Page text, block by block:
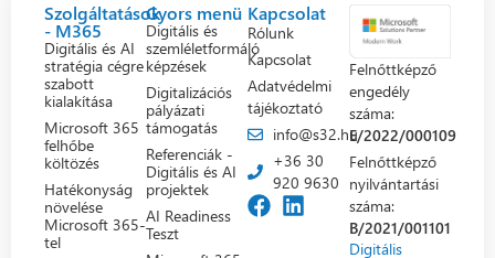
Szolgáltatások
- M365
Digitális és AI
stratégia cégre
szabott
kialakítása
Microsoft 365
felhőbe
költözés
Hatékonyság
növelése
Microsoft 365-
tel
Gyors menü
Digitális és
szemléletformáló
képzések
Digitalizációs
pályázati
támogatás
Referenciák -
Digitális és AI
projektek
AI Readiness
Teszt
Kapcsolat
Rólunk
Kapcsolat
Adatvédelmi
tájékoztató
info@s32.hu
+36 30
920 9630
Felnőttképző
engedély
száma:
E/2022/000109
Felnőttképző
nyilvántartási
száma:
B/2021/001101
Digitális